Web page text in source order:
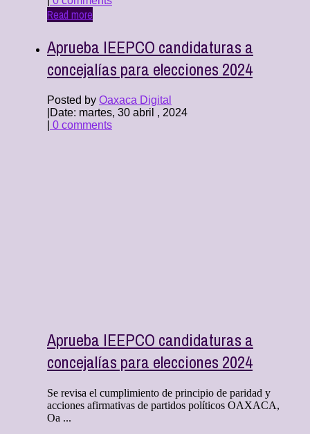
Read more
Aprueba IEEPCO candidaturas a
concejalías para elecciones 2024
Posted by Oaxaca Digital
Date: martes, 30 abril , 2024
0 comments
Aprueba IEEPCO candidaturas a
concejalías para elecciones 2024
Se revisa el cumplimiento de principio de paridad y
acciones afirmativas de partidos políticos OAXACA,
Oa ...